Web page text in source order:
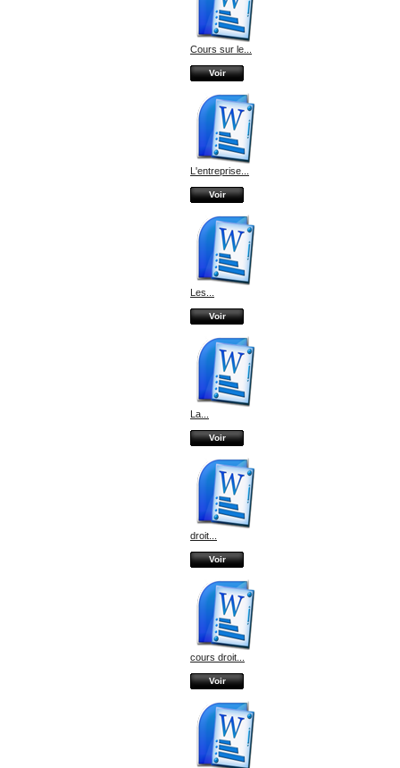
Cours sur le...
Voir
L'entreprise...
Voir
Les...
Voir
La...
Voir
droit...
Voir
cours droit...
Voir